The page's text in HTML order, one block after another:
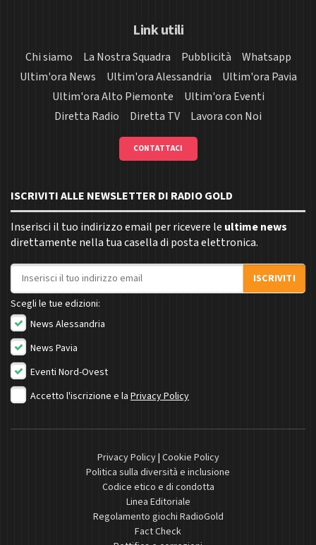
Link utili
Chi siamo La Nostra Squadra Pubblicità
Whatsapp
Ultim'ora News
Ultim'ora Alessandria
Ultim'ora Pavia
Ultim'ora Alto Piemonte
Ultim'ora Eventi
Diretta Radio
Diretta TV Lavora con Noi
CONTATTACI
ISCRIVITI ALLE NEWSLETTER DI RADIO GOLD
Inserisci il tuo indirizzo email per ricevere le ultime news
direttamente nella tua casella di posta elettronica.
Indirizzo email
ISCRIVITI
Scegli le tue edizioni:
News Alessandria
News Pavia
Eventi Nord-Ovest
Accetto l'iscrizione e la Privacy Policy
Privacy Policy| Cookie Policy
Politica sulla diversità e inclusione
Codice etico e di condotta
Linea Editoriale
Regolamento giochi RadioGold
Fact Check